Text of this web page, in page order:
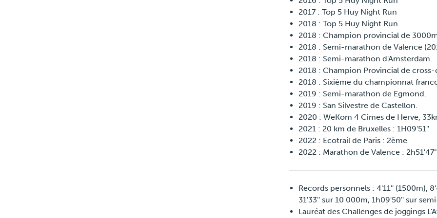
2017 : Top 5 Huy Night Run
2018 : Top 5 Huy Night Run
2018 : Champion provincial de
2018 : Semi-marathon de Valence
2018 : Semi-marathon d'Amsterdam.
2018 : Champion Provincial de
2018 : Sixième du championnat
2019 : Semi-marathon de Egmond.
2019 : San Silvestre de Castellon.
2020 : WeKom 4 Cimes de Herve,
2021 : 20 km de Bruxelles : 1H09'51''
2022 : Ecotrail de Paris : 2ème
2022 : Marathon de Valence : 2h51'47"
Records personnels : 4'11'' (1500m),
31'33'' sur 10 000m, 1h09'50'' sur
Lauréat des Challenges de joggings